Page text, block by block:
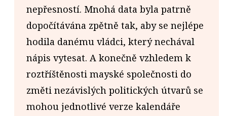
nepřesností. Mnohá data byla patrně
dopočítávána zpětně tak, aby se nejlépe
hodila danému vládci, který nechával
nápis vytesat. A konečně vzhledem k
roztříštěnosti mayské společnosti do
změti nezávislých politických útvarů se
mohou jednotlivé verze kalendáře